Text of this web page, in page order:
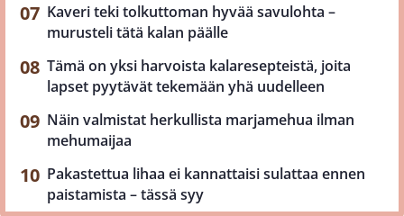
Kaveri teki tolkuttoman hyvää savulohta –
murusteli tätä kalan päälle
Tämä on yksi harvoista kalaresepteistä, joita
lapset pyytävät tekemään yhä uudelleen
Näin valmistat herkullista marjamehua ilman
mehumaijaa
Pakastettua lihaa ei kannattaisi sulattaa ennen
paistamista – tässä syy